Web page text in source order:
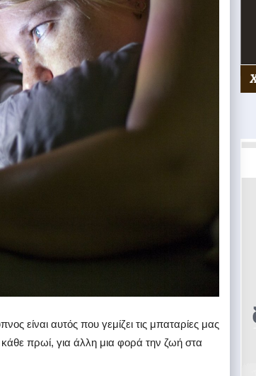
είναι αυτός που γεμίζει τις μπαταρίες μας
πρωί, για άλλη μια φορά την ζωή στα